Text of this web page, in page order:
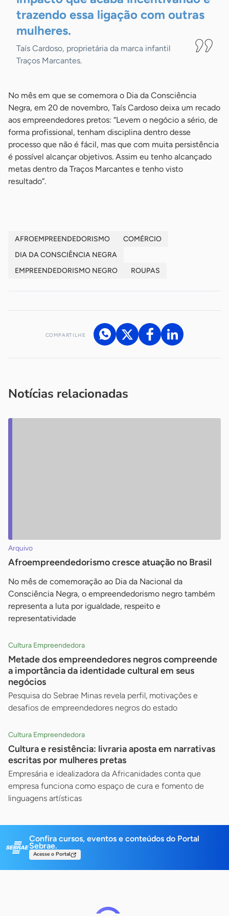
trazendo essa ligação com outras
mulheres.
Taís Cardoso, proprietária da marca infantil
Traços Marcantes.
No mês em que se comemora o Dia da Consciência
Negra, em 20 de novembro, Taís Cardoso deixa um recado
aos empreendedores pretos: “Levem o negócio a sério, de
forma profissional, tenham disciplina dentro desse
processo que não é fácil, mas que com muita persistência
é possível alcançar objetivos. Assim eu tenho alcançado
metas dentro da Traços Marcantes e tenho visto
resultado”.
AFROEMPREENDEDORISMO
COMÉRCIO
DIA DA CONSCIÊNCIA NEGRA
EMPREENDEDORISMO NEGRO
ROUPAS
COMPARTILHE
Notícias relacionadas
Arquivo
Afroempreendedorismo cresce atuação no Brasil
No mês de comemoração ao Dia da Nacional da
Consciência Negra, o empreendedorismo negro também
representa a luta por igualdade, respeito e
representatividade
Cultura Empreendedora
Metade dos empreendedores negros compreende
a importância da identidade cultural em seus
negócios
Pesquisa do Sebrae Minas revela perfil, motivações e
desafios de empreendedores negros do estado
Cultura Empreendedora
Cultura e resistência: livraria aposta em narrativas
escritas por mulheres pretas
Empresária e idealizadora da Africanidades conta que
empresa funciona como espaço de cura e fomento de
linguagens artísticas
Confira cursos, eventos e conteúdos do Portal
Sebrae.
Acesse o Portal